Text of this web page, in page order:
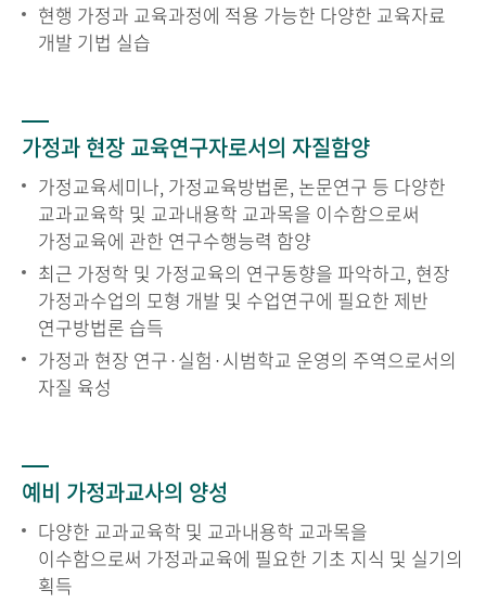
현행 가정과 교육과정에 적용 가능한 다양한 교육자료
개발 기법 실습
가정과 현장 교육연구자로서의 자질함양
가정교육세미나, 가정교육방법론, 논문연구 등 다양한
교과교육학 및 교과내용학 교과목을 이수함으로써
가정교육에 관한 연구수행능력 함양
최근 가정학 및 가정교육의 연구동향을 파악하고, 현장
가정과수업의 모형 개발 및 수업연구에 필요한 제반
연구방법론 습득
가정과 현장 연구·실험·시범학교 운영의 주역으로서의
자질 육성
예비 가정과교사의 양성
다양한 교과교육학 및 교과내용학 교과목을
이수함으로써 가정과교육에 필요한 기초 지식 및 실기의
획득